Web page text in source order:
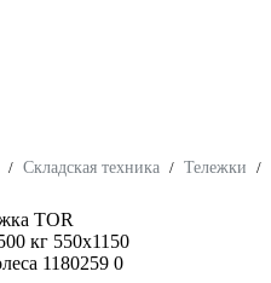
/ Складская техника / Тележки /